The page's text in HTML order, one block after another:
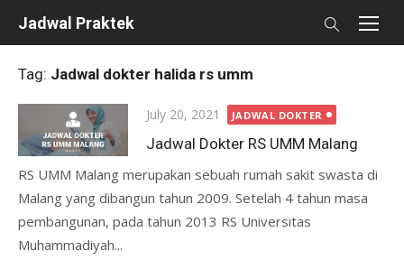
Jadwal Praktek
Tag: Jadwal dokter halida rs umm
Posted
on
July 20, 2021 JADWAL DOKTER
Jadwal Dokter RS UMM Malang
RS UMM Malang merupakan sebuah rumah sakit swasta di
Malang yang dibangun tahun 2009. Setelah 4 tahun masa
pembangunan, pada tahun 2013 RS Universitas
Muhammadiyah...